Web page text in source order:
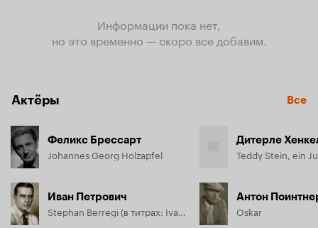
Информации пока нет,
но это временно — скоро все добавим.
Актёры Все
Феликс Брессарт
Johannes Georg Holzapfel
Иван Петрович
Stephan Berregi (в титрах: Ivan Petrovich)
Дитерле
Teddy Stein, ein
Антон
Oskar